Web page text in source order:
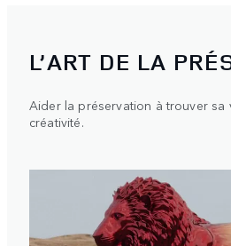
L’ART DE LA
Aider la préservation à trouver sa
créativité.